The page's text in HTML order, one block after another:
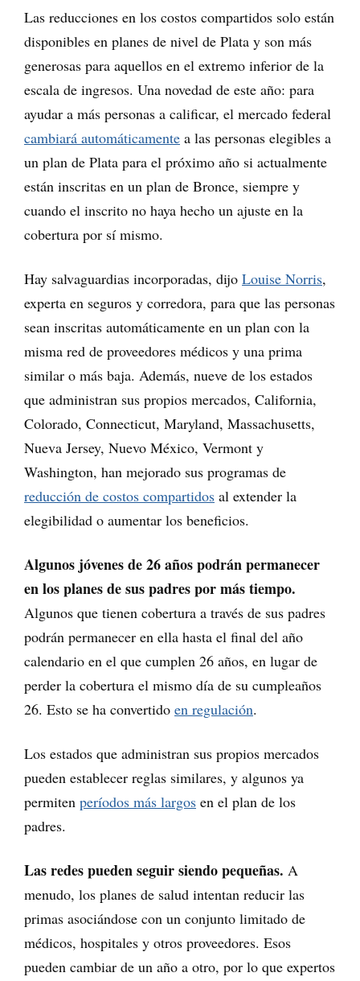
Las reducciones en los costos compartidos solo están
disponibles en planes de nivel de Plata y son más
generosas para aquellos en el extremo inferior de la
escala de ingresos. Una novedad de este año: para
ayudar a más personas a calificar, el mercado federal
cambiará automáticamente a las personas elegibles a
un plan de Plata para el próximo año si actualmente
están inscritas en un plan de Bronce, siempre y
cuando el inscrito no haya hecho un ajuste en la
cobertura por sí mismo.
Hay salvaguardias incorporadas, dijo Louise Norris,
experta en seguros y corredora, para que las personas
sean inscritas automáticamente en un plan con la
misma red de proveedores médicos y una prima
similar o más baja. Además, nueve de los estados
que administran sus propios mercados, California,
Colorado, Connecticut, Maryland, Massachusetts,
Nueva Jersey, Nuevo México, Vermont y
Washington, han mejorado sus programas de
reducción de costos compartidos al extender la
elegibilidad o aumentar los beneficios.
Algunos jóvenes de 26 años podrán permanecer
en los planes de sus padres por más tiempo.
Algunos que tienen cobertura a través de sus padres
podrán permanecer en ella hasta el final del año
calendario en el que cumplen 26 años, en lugar de
perder la cobertura el mismo día de su cumpleaños
26. Esto se ha convertido en regulación.
Los estados que administran sus propios mercados
pueden establecer reglas similares, y algunos ya
permiten períodos más largos en el plan de los
padres.
Las redes pueden seguir siendo pequeñas. A
menudo, los planes de salud intentan reducir las
primas asociándose con un conjunto limitado de
médicos, hospitales y otros proveedores. Esos
pueden cambiar de un año a otro, por lo que expertos